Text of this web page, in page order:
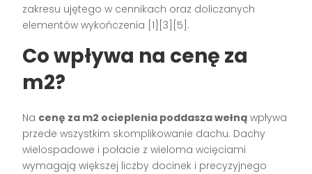
zakresu ujętego w cennikach oraz doliczanych
elementów wykończenia [1][3][5].
Co wpływa na cenę za
m2?
Na cenę za m2 ocieplenia poddasza wełną wpływa
przede wszystkim skomplikowanie dachu. Dachy
wielospadowe i połacie z wieloma wcięciami
wymagają większej liczby docinek i precyzyjnego